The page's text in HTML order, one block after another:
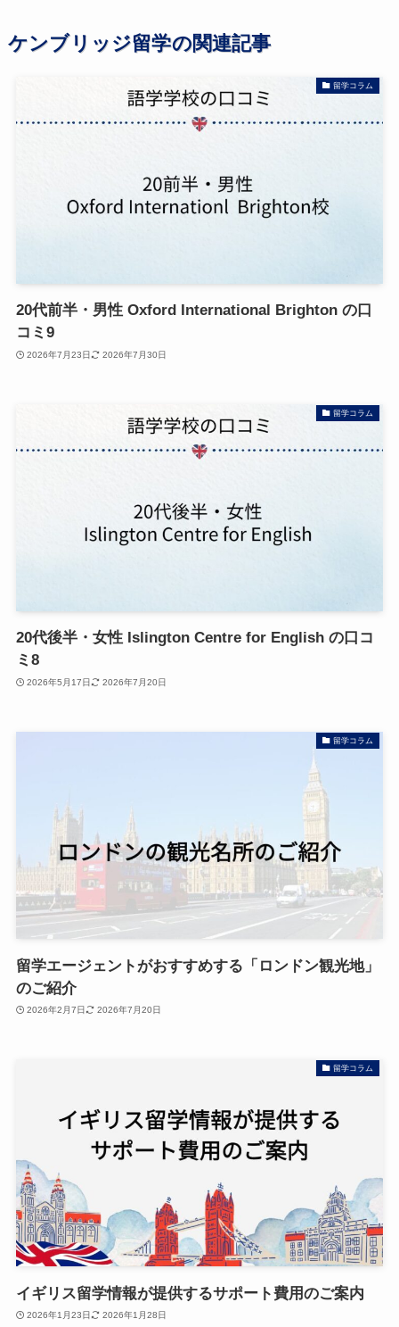
ケンブリッジ留学の関連記事
留学コラム
20代前半・男性 Oxford International Brighton の口
コミ9
2026年7月23日 2026年7月30日
留学コラム
20代後半・女性 Islington Centre for English の口コ
ミ8
2026年5月17日 2026年7月20日
留学コラム
留学エージェントがおすすめする「ロンドン観光地」
のご紹介
2026年2月7日 2026年7月20日
留学コラム
イギリス留学情報が提供するサポート費用のご案内
2026年1月23日 2026年1月28日